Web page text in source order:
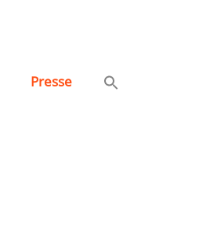
Presse